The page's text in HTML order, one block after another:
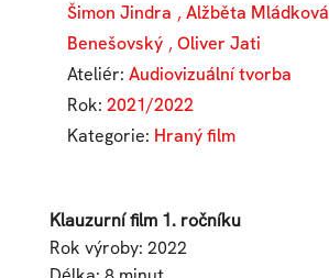
Šimon Jindra ,Alžběta Mládková
Benešovský ,Oliver Jati
Ateliér: Audiovizuální tvorba
Rok: 2021/2022
Kategorie: Hraný film
Klauzurní film 1. ročníku
Rok výroby: 2022